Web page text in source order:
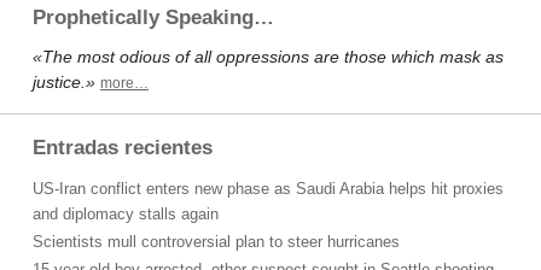
Prophetically Speaking…
«The most odious of all oppressions are those which mask as
justice.» more…
Entradas recientes
US-Iran conflict enters new phase as Saudi Arabia helps hit proxies
and diplomacy stalls again
Scientists mull controversial plan to steer hurricanes